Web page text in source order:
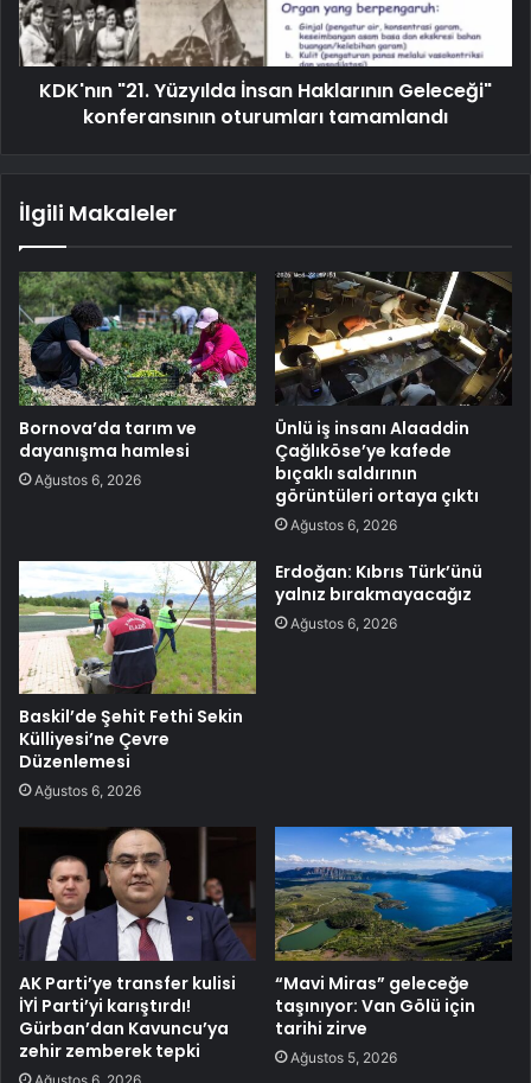
KDK'nın "21. Yüzyılda İnsan Haklarının Geleceği"
konferansının oturumları tamamlandı
İlgili Makaleler
Bornova’da tarım ve
dayanışma hamlesi
Ağustos 6, 2026
Ünlü iş insanı Alaaddin
Çağlıköse’ye kafede
bıçaklı saldırının
görüntüleri ortaya çıktı
Ağustos 6, 2026
Baskil’de Şehit Fethi Sekin
Külliyesi’ne Çevre
Düzenlemesi
Ağustos 6, 2026
Erdoğan: Kıbrıs Türk’ünü
yalnız bırakmayacağız
Ağustos 6, 2026
AK Parti’ye transfer kulisi
İYİ Parti’yi karıştırdı!
Gürban’dan Kavuncu’ya
zehir zemberek tepki
“Mavi Miras” geleceğe
taşınıyor: Van Gölü için
tarihi zirve
Ağustos 5, 2026